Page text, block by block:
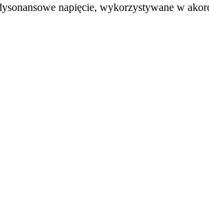
napięcie, wykorzystywane w